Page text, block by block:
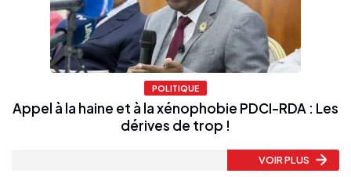
POLITIQUE
Appel à la haine et à la xénophobie PDCI-RDA : Les
dérives de trop !
VOIR PLUS